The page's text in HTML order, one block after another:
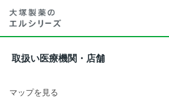
取扱い医療機関・店舗
マップを見る